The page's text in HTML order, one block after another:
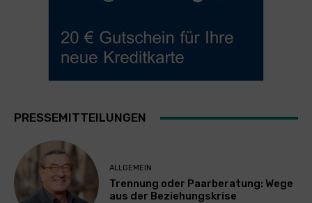
PRESSEMITTEILUNGEN
ALLGEMEIN
Trennung oder Paarberatung: Wege
aus der Beziehungskrise